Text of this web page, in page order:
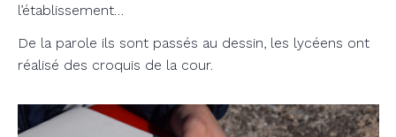
l’établissement…
De la parole ils sont passés au dessin, les lycéens ont
réalisé des croquis de la cour.